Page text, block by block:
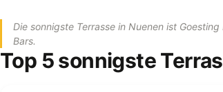
Die sonnigste Terrasse in Nuenen ist
Bars.
Top 5 sonnigste